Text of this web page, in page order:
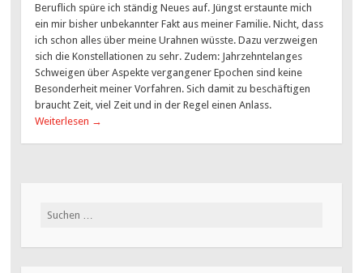
Beruflich spüre ich ständig Neues auf. Jüngst erstaunte mich
ein mir bisher unbekannter Fakt aus meiner Familie. Nicht, dass
ich schon alles über meine Urahnen wüsste. Dazu verzweigen
sich die Konstellationen zu sehr. Zudem: Jahrzehntelanges
Schweigen über Aspekte vergangener Epochen sind keine
Besonderheit meiner Vorfahren. Sich damit zu beschäftigen
braucht Zeit, viel Zeit und in der Regel einen Anlass.
Weiterlesen →
Suchen